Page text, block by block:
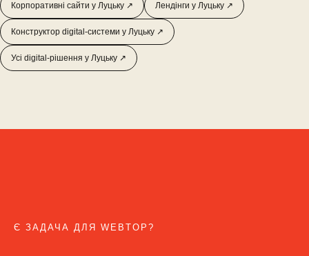
Корпоративні сайти у Луцьку ↗ Лендінги у Луцьку ↗
Конструктор digital-системи у Луцьку ↗
Усі digital-рішення у Луцьку ↗
Є ЗАДАЧА ДЛЯ WEBTOP?